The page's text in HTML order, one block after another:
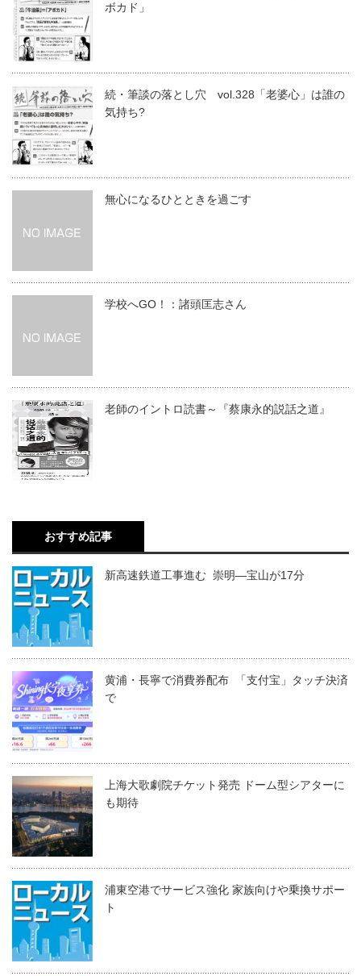
ボカド」
続・筆談の落とし穴 vol.328「老婆心」は誰の
気持ち?
無心になるひとときを過ごす
学校へGO！：諸頭匡志さん
老師のイントロ読書～『蔡康永的説話之道』
おすすめ記事
新高速鉄道工事進む 崇明―宝山が17分
黄浦・長寧で消費券配布 「支付宝」タッチ決済
で
上海大歌劇院チケット発売 ドーム型シアターに
も期待
浦東空港でサービス強化 家族向けや乗換サポー
ト